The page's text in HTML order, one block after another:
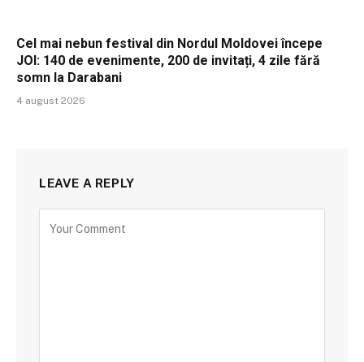
Cel mai nebun festival din Nordul Moldovei începe
JOI: 140 de evenimente, 200 de invitați, 4 zile fără
somn la Darabani
4 august 2026
LEAVE A REPLY